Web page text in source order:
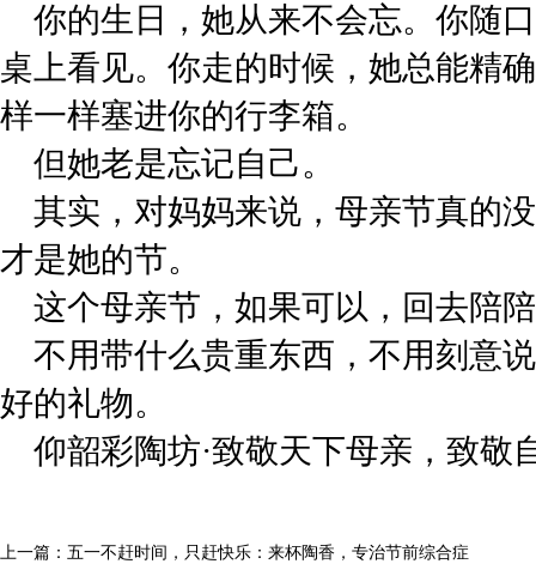
你的生日，她从来不会忘。你随
桌上看见。你走的时候，她总能精
样一样塞进你的行李箱。
但她老是忘记自己。
其实，对妈妈来说，母亲节真的
才是她的节。
这个母亲节，如果可以，回去陪
不用带什么贵重东西，不用刻意
好的礼物。
仰韶彩陶坊·致敬天下母亲，致敬
上一篇： 五一不赶时间，只赶快乐：来杯陶香，专治节前综合症